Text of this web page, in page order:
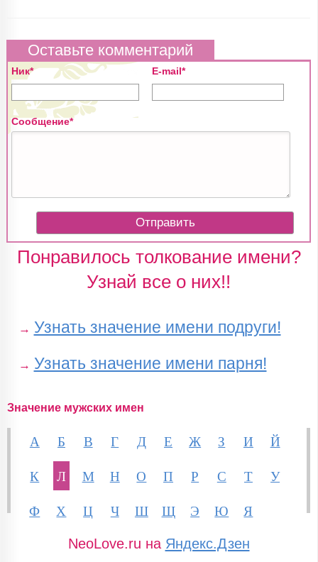
Оставьте комментарий
Ник* E-mail*
Сообщение*
Понравилось толкование имени?
Узнай все о них!!
→ Узнать значение имени подруги!
→ Узнать значение имени парня!
Значение мужских имен
А Б В Г Д Е Ж З И
Й
К
Л М Н О П Р С Т
У
Ф
Х Ц Ч Ш Щ Э Ю Я
NeoLove.ru на Яндекс.Дзен